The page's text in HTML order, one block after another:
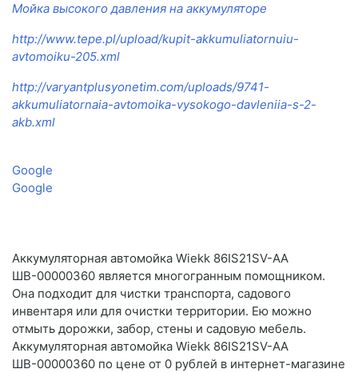
Мойка высокого давления на аккумуляторе
http://www.tepe.pl/upload/kupit-akkumuliatornuiu-
avtomoiku-205.xml
http://varyantplusyonetim.com/uploads/9741-
akkumuliatornaia-avtomoika-vysokogo-davleniia-s-2-
akb.xml
Google
Google
Аккумуляторная автомойка Wiekk 86IS21SV-AA
ШВ-00000360 является многогранным помощником.
Она подходит для чистки транспорта, садового
инвентаря или для очистки территории. Ею можно
отмыть дорожки, забор, стены и садовую мебель.
Аккумуляторная автомойка Wiekk 86IS21SV-AA
ШВ-00000360 по цене от 0 рублей в интернет-магазине